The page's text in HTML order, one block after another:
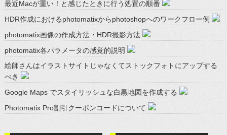
最近Macが重い！と感じたときに行う処置の順番
HDR作成におけるphotomatixからphotoshopへのワークフロー例
photomatix画像の作成方法・HDR撮影方法
photomatix各パラメータの感覚的説明
絵師さんはイラストサイトじゃなくてストックフォトにアップする
べき
Google Maps でスタイリッシュな白黒地図を作成する
Photomatix Pro割引クーポンコードについて